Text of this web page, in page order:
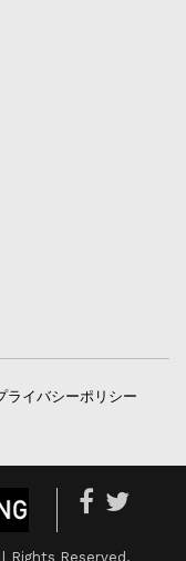
ライバシーポリシー
Rights Reserved.